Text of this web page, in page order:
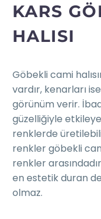
KARS
HALISI
Göbekli cami
vardır, kenarları
görünüm verir.
güzelliğiyle
renklerde
renkler göbekli
renkler
en estetik duran
olmaz.